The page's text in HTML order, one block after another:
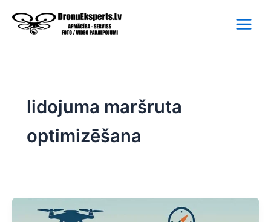
content
lidojuma maršruta
optimizēšana